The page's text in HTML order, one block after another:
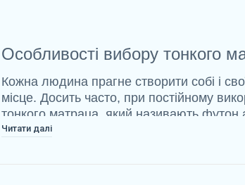
Особливості вибору тонкого
Кожна людина прагне створити собі і
місце. Досить часто, при постійному
тонкого матраца, який називають
Читати далі